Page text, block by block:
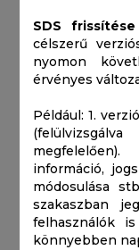
SDS
célszerű
nyomon
érvényes
Például: 1.
információ,
módosulása
szakaszban
felhasználók
könnyebben